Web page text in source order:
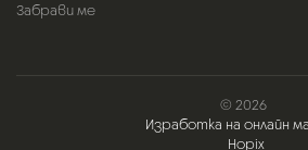
Забрави ме
© 2026
Изработка на онлайн
Hopix